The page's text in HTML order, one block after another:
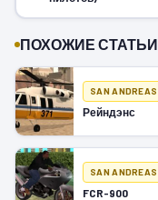
ПОХОЖИЕ СТАТЬИ
SAN ANDREAS
Рейндэнс
SAN ANDREAS
FCR-900